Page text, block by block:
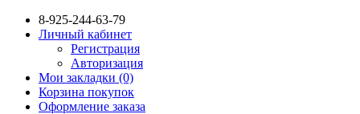
8-925-244-63-79
Личный кабинет
Регистрация
Авторизация
Мои закладки (0)
Корзина покупок
Оформление заказа